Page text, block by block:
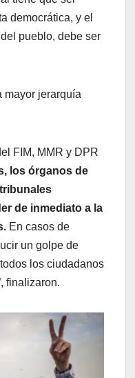
democrática, y el
pueblo, debe ser
mayor jerarquía
FIM, MMR y DPR
los órganos de
de inmediato a la
En casos de
un golpe de
los ciudadanos
finalizaron.